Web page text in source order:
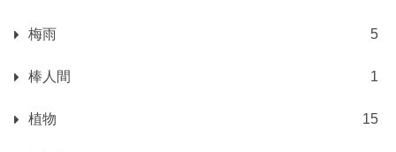
梅雨 5
棒人間 1
植物 15